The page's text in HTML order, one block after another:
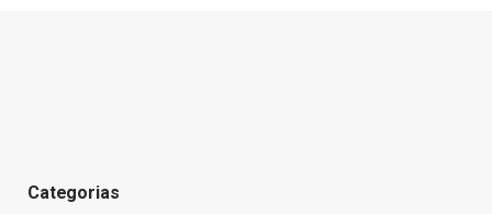
Categorias